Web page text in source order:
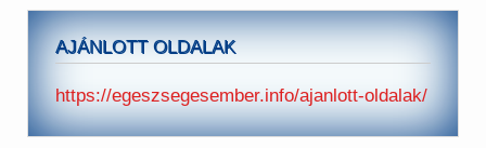
AJÁNLOTT OLDALAK
https://egeszsegesember.info/ajanlott-oldalak/